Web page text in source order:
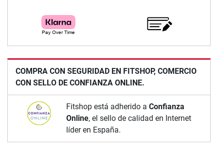
COMPRA CON SEGURIDAD EN FITSHOP, COMERCIO
CON SELLO DE CONFIANZA ONLINE.
Fitshop está adherido a Confianza
Online, el sello de calidad en Internet
líder en España.